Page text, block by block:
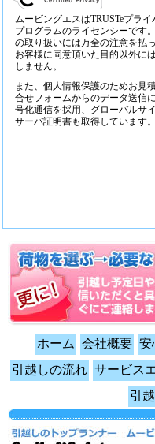
ムービングエスはTRUSTeプライ
プログラムのライセンシーです
の取り扱いには万全の注意を払っ
お客様に同意頂いた目的以外に
しません。
また、個人情報保護のためお見
合せフォームからのデータ送信
号化通信を採用、グローバルサ
サーバ証明書も取得しています。
ホーム 会社概要 安
引越しの流れ サービス
引